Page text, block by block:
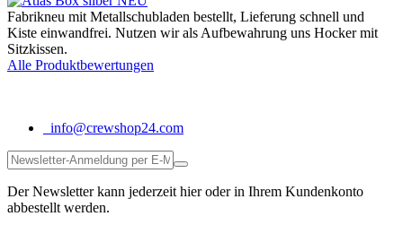
Fabrikneu mit Metallschubladen bestellt, Lieferung schnell und
Kiste einwandfrei. Nutzen wir als Aufbewahrung uns Hocker mit
Sitzkissen.
Alle Produktbewertungen
info@crewshop24.com
Der Newsletter kann jederzeit hier oder in Ihrem Kundenkonto
abbestellt werden.